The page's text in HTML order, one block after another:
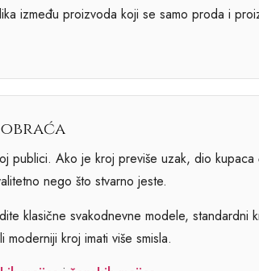
između proizvoda koji se samo proda i
obraća
publici. Ako je kroj previše uzak, dio
nego što stvarno jeste.
klasične svakodnevne modele, standardni
kroj imati više smisla.